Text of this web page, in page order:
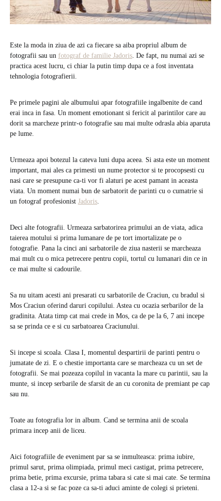
Este la moda in ziua de azi ca fiecare sa aiba propriul album de
fotografii sau un fotograf de familie Jadoris . De fapt, nu numai azi se
practica acest lucru, ci chiar la putin timp dupa ce a fost inventata
tehnologia fotografierii.
Pe primele pagini ale albumului apar fotografiile ingalbenite de cand
erai inca in fasa. Un moment emotionant si fericit al parintilor care au
dorit sa marcheze printr-o fotografie sau mai multe odrasla abia aparuta
pe lume.
Urmeaza apoi botezul la cateva luni dupa aceea. Si asta este un moment
important, mai ales ca primesti un nume protector si te procopsesti cu
nasi care se presupune ca-ti vor fi alaturi pe acest pamant in aceasta
viata. Un moment numai bun de sarbatorit de parinti cu o cumatrie si
un fotograf profesionist Jadoris
Deci alte fotografii. Urmeaza sarbatorirea primului an de viata, adica
taierea motului si prima lumanare de pe tort imortalizate pe o
fotografie. Pana la cinci ani sarbatorile de ziua nasterii se marcheaza
mai mult cu o mica petrecere pentru copii, tortul cu lumanari din ce in
ce mai multe si cadourile.
Sa nu uitam acesti ani presarati cu sarbatorile de Craciun, cu bradul si
Mos Craciun oferind daruri copilului. Astea cu ocazia serbarilor de la
gradinita. Atata timp cat mai crede in Mos, ca de pe la 6, 7 ani incepe
sa se prinda ce e si cu sarbatoarea Craciunului.
Si incepe si scoala. Clasa I, momentul despartirii de parinti pentru o
jumatate de zi. E o chestie importanta care se marcheaza cu un set de
fotografii. Se mai pozeaza copilul in vacanta la mare cu parintii, sau la
munte, si incep serbarile de sfarsit de an cu coronita de premiant pe cap
sau nu.
Toate au fotografia lor in album. Cand se termina anii de scoala
primara incep anii de liceu.
Aici fotografiile de eveniment par sa se inmulteasca: prima iubire,
primul sarut, prima olimpiada, primul meci castigat, prima petrecere,
prima betie, prima excursie, prima tabara si cate si mai cate. Se termina
clasa a 12-a si se fac poze ca sa-ti aduci aminte de colegi si prieteni.